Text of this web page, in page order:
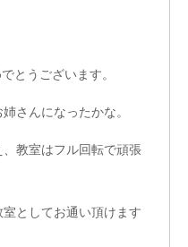
とうございます。
さんになったかな。
教室はフル回転で頑張
としてお通い頂けます